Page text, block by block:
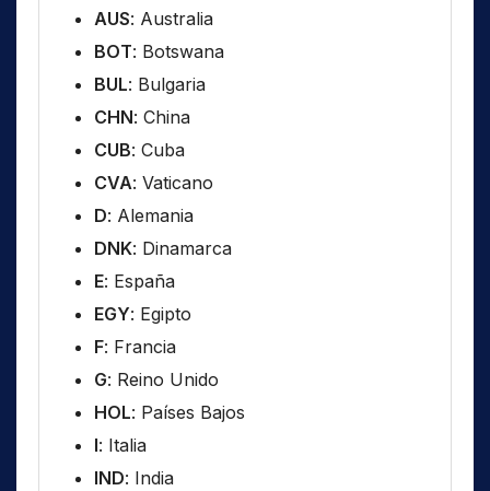
AUS: Australia
BOT: Botswana
BUL: Bulgaria
CHN: China
CUB: Cuba
CVA: Vaticano
D: Alemania
DNK: Dinamarca
E: España
EGY: Egipto
F: Francia
G: Reino Unido
HOL: Países Bajos
I: Italia
IND: India